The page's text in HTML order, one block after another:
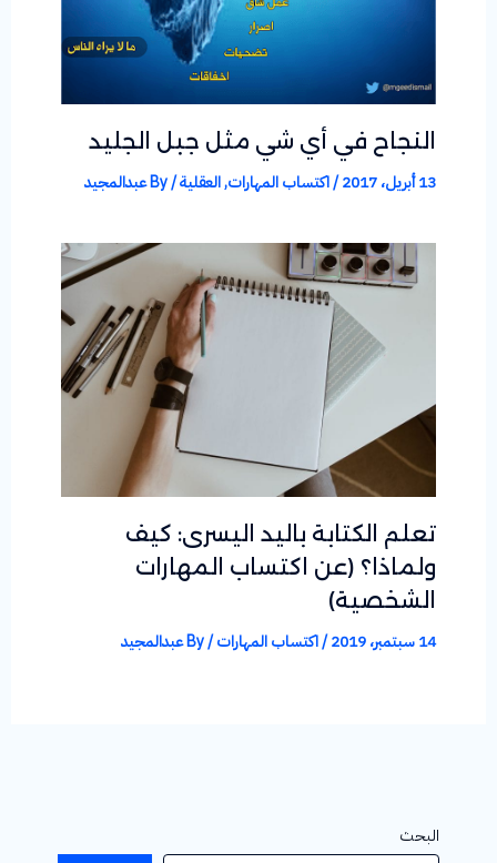
النجاح في أي شي مثل جبل الجليد
13 أبريل، 2017 /اكتساب المهارات,العقلية/ By عبدالمجيد
تعلم الكتابة باليد اليسرى: كيف
ولماذا؟ (عن اكتساب المهارات
الشخصية)
14 سبتمبر، 2019 /اكتساب المهارات/ By عبدالمجيد
البحث